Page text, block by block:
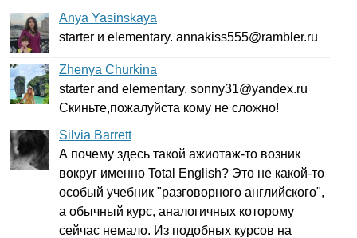
Anya Yasinskaya
starter и elementary. annakiss555@rambler.ru
Zhenya Churkina
starter and elementary. sonny31@yandex.ru
Скиньте,пожалуйста кому не сложно!
Silvia Barrett
А почему здесь такой ажиотаж-то возник
вокруг именно Total English? Это не какой-то
особый учебник "разговорного английского",
а обычный курс, аналогичных которому
сейчас немало. Из подобных курсов на